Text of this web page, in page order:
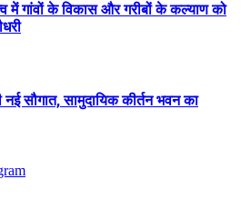
में गांवों के विकास और गरीबों के कल्याण को
नई सौगात, सामुदायिक कीर्तन भवन का